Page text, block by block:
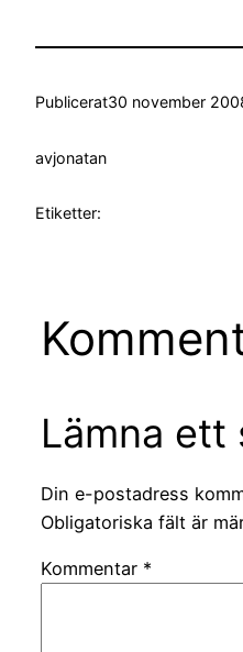
Publicerat30 november
avjonatan
Etiketter:
Lämna ett
Din e-postadress
Obligatoriska fält är
Kommentar *